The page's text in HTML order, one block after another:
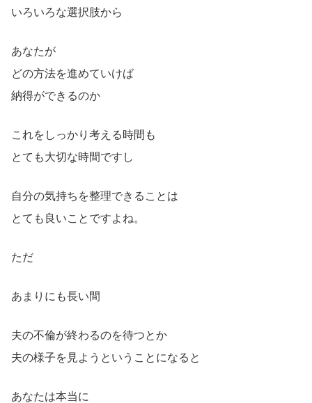
いろいろな選択肢から
あなたが
どの方法を進めていけば
納得ができるのか
これをしっかり考える時間も
とても大切な時間ですし
自分の気持ちを整理できることは
とても良いことですよね。
ただ
あまりにも長い間
夫の不倫が終わるのを待つとか
夫の様子を見ようということになると
あなたは本当に